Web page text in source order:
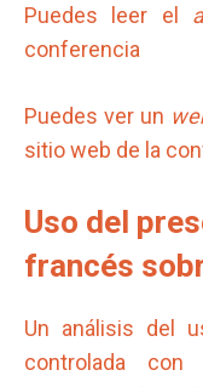
Puedes leer el
conferencia
Puedes ver un
sitio web de la
Uso del
francés
Un análisis del
controlada